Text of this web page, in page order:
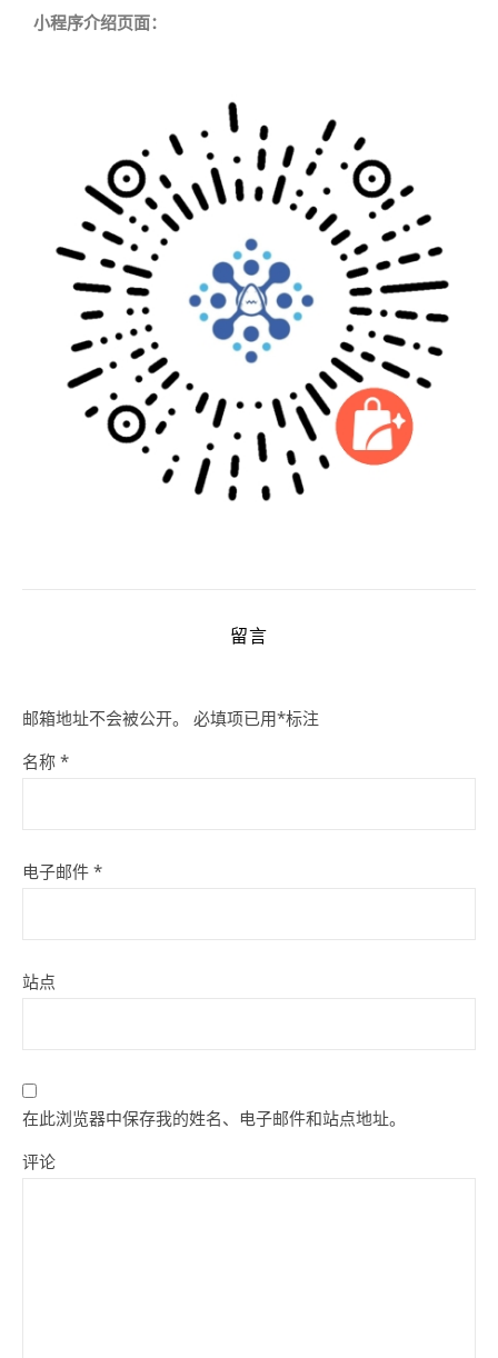
小程序介绍页面：
留言
邮箱地址不会被公开。 必填项已用*标注
名称 *
电子邮件 *
站点
在此浏览器中保存我的姓名、电子邮件和站点地址。
评论